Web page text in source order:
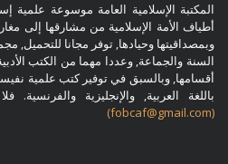
المكتبة الإسلامية العامة موسوعة علمية
أطياف الأمة الإسلامية من مشارقها إلى
وبمصداقيتها وحيادها, توفر مجانا
السنة والجماعة, وعددا مهما من الكتب
أقسامها, وبالسبق في توفير كتب علمية
باللغة العربية, والإنجليزية والفرنسية.
(fobcaf@gmail.com)